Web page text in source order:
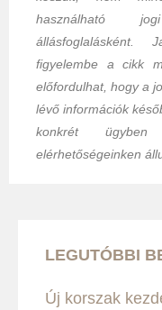
használható
állásfoglalásként.
figyelembe a cikk
előfordulhat, hogy a
lévő információk
konkrét
elérhetőségeinken
LEGUTÓBBI
Új korszak